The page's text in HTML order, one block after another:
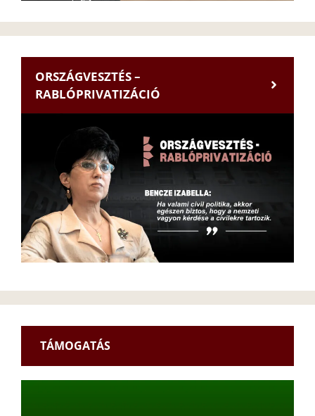
ORSZÁGVESZTÉS –
RABLÓPRIVATIZÁCIÓ
TÁMOGATÁS